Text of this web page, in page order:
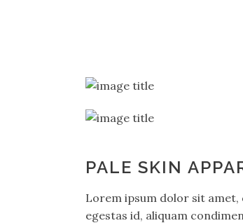
PALE SKIN
Lorem ipsum dolor sit amet,
egestas id, aliquam